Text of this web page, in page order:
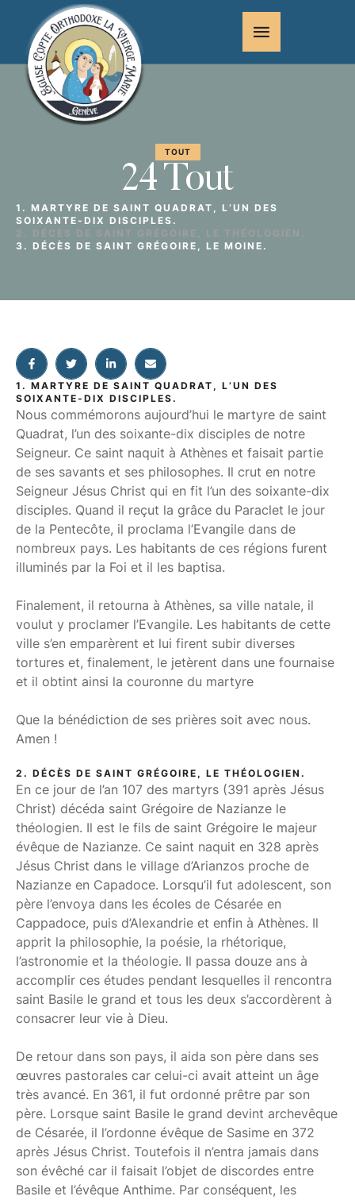
TOUT
24 Tout
1. MARTYRE DE SAINT QUADRAT, L’UN DES
SOIXANTE-DIX DISCIPLES.
2. DÉCÈS DE SAINT GRÉGOIRE, LE THÉOLOGIEN.
3. DÉCÈS DE SAINT GRÉGOIRE, LE MOINE.
1. MARTYRE DE SAINT QUADRAT, L’UN DES
SOIXANTE-DIX DISCIPLES.
Nous commémorons aujourd’hui le martyre de saint
Quadrat, l’un des soixante-dix disciples de notre
Seigneur. Ce saint naquit à Athènes et faisait partie
de ses savants et ses philosophes. Il crut en notre
Seigneur Jésus Christ qui en fit l’un des soixante-dix
disciples. Quand il reçut la grâce du Paraclet le jour
de la Pentecôte, il proclama l’Evangile dans de
nombreux pays. Les habitants de ces régions furent
illuminés par la Foi et il les baptisa.
Finalement, il retourna à Athènes, sa ville natale, il
voulut y proclamer l’Evangile. Les habitants de cette
ville s’en emparèrent et lui firent subir diverses
tortures et, finalement, le jetèrent dans une fournaise
et il obtint ainsi la couronne du martyre
Que la bénédiction de ses prières soit avec nous.
Amen !
2. DÉCÈS DE SAINT GRÉGOIRE, LE THÉOLOGIEN.
En ce jour de l’an 107 des martyrs (391 après Jésus
Christ) décéda saint Grégoire de Nazianze le
théologien. Il est le fils de saint Grégoire le majeur
évêque de Nazianze. Ce saint naquit en 328 après
Jésus Christ dans le village d’Arianzos proche de
Nazianze en Capadoce. Lorsqu’il fut adolescent, son
père l’envoya dans les écoles de Césarée en
Cappadoce, puis d’Alexandrie et enfin à Athènes. Il
apprit la philosophie, la poésie, la rhétorique,
l’astronomie et la théologie. Il passa douze ans à
accomplir ces études pendant lesquelles il rencontra
saint Basile le grand et tous les deux s’accordèrent à
consacrer leur vie à Dieu.
De retour dans son pays, il aida son père dans ses
œuvres pastorales car celui-ci avait atteint un âge
très avancé. En 361, il fut ordonné prêtre par son
père. Lorsque saint Basile le grand devint archevêque
de Césarée, il l’ordonne évêque de Sasime en 372
après Jésus Christ. Toutefois il n’entra jamais dans
son évêché car il faisait l’objet de discordes entre
Basile et l’évêque Anthime. Par conséquent, les